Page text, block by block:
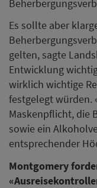
Es sollte aber
gelten, sagte
Entwicklung
wirklich wichtige
festgelegt würden.
Maskenpflicht, die
sowie ein
entsprechender
Montgomery